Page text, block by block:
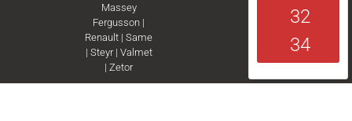
Massey
Fergusson |
Renault |Same
| Steyr| Valmet
|Zetor
32
34